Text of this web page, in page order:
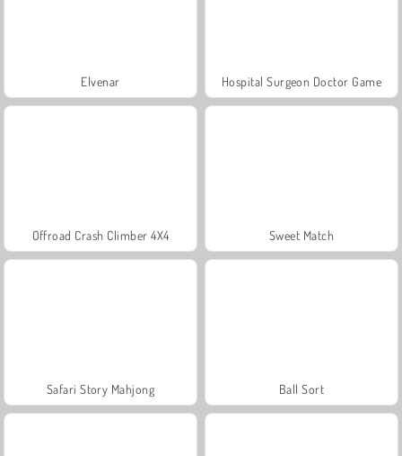
Elvenar Hospital Surgeon Doctor Game
Offroad Crash Climber 4X4 Sweet Match
Safari Story Mahjong Ball Sort